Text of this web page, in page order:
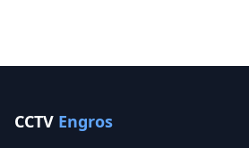
CCTV Engros